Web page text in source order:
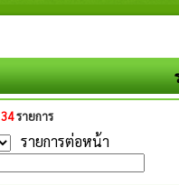
34รายการ
รายการต่อหน้า